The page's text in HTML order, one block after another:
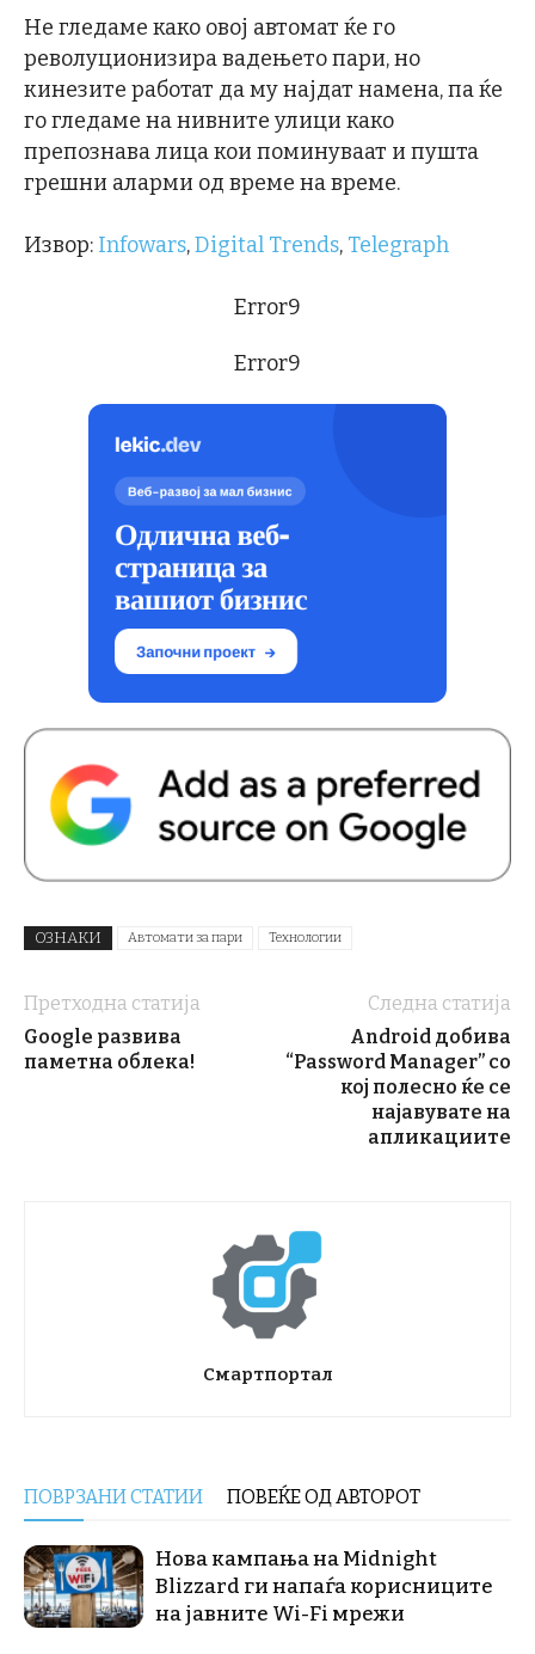
Не гледаме како овој автомат ќе го
револуционизира вадењето пари, но
кинезите работат да му најдат намена, па ќе
го гледаме на нивните улици како
препознава лица кои поминуваат и пушта
грешни аларми од време на време.
Извор: Infowars,Digital Trends, Telegraph
Error9
Error9
ОЗНАКИ Автомати за пари Технологии
Претходна статија
Google развива
паметна облека!
Следна статија
Android добива
“Password Manager” со
кој полесно ќе се
најавувате на
апликациите
Смартпортал
ПОВРЗАНИ СТАТИИ ПОВЕЌЕ ОД АВТОРОТ
Нова кампања на Midnight
Blizzard ги напаѓа корисниците
на јавните Wi-Fi мрежи